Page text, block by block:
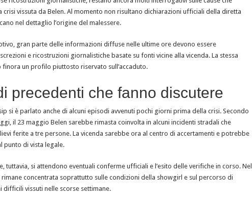
vissuta da Belen. Al momento non risultano dichiarazioni ufficiali della diretta
nel dettaglio l’origine del malessere.
gran parte delle informazioni diffuse nelle ultime ore devono essere
e ricostruzioni giornalistiche basate su fonti vicine alla vicenda. La stessa
un profilo piuttosto riservato sull’accaduto.
precedenti che fanno discutere
si è parlato anche di alcuni episodi avvenuti pochi giorni prima della crisi. Secondo
il 23 maggio Belen sarebbe rimasta coinvolta in alcuni incidenti stradali che
ferite a tre persone. La vicenda sarebbe ora al centro di accertamenti e potrebbe
punto di vista legale.
tuttavia, si attendono eventuali conferme ufficiali e l’esito delle verifiche in corso. Nel
rimane concentrata soprattutto sulle condizioni della showgirl e sul percorso di
vissuti nelle scorse settimane.